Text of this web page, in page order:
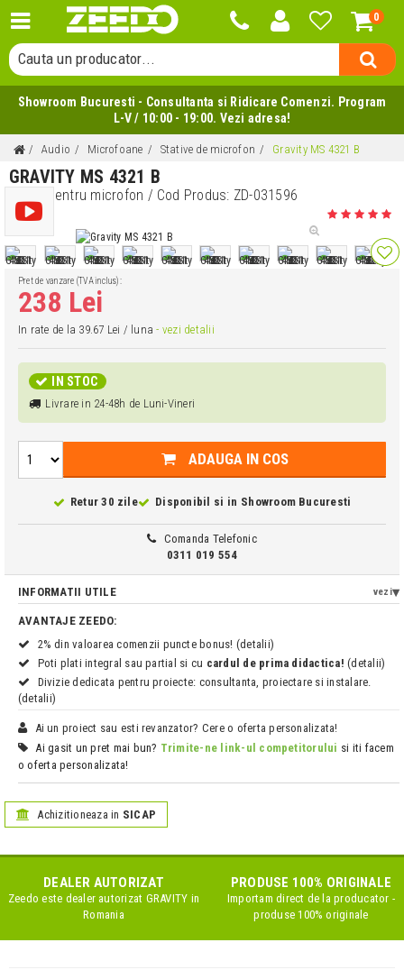
0
Cauta o categorie...
Cauta un producator...
Cauta un produs...
Showroom Bucuresti - Consultanta si Ridicare Comenzi. Program
L-V / 10:00 - 19:00. Vezi adresa!
Audio Microfoane Stative de microfon Gravity MS 4321 B
GRAVITY MS 4321 B
Stativ pentru microfon / Cod Produs: ZD-031596
(1 review)
Pret de vanzare (TVA inclus):
238 Lei
In rate de la 39.67 Lei / luna- vezi detalii
IN STOC
Livrare in 24-48h de Luni-Vineri
ADAUGA IN COS
Retur 30 zile Disponibil si in Showroom Bucuresti
Comanda Telefonic
0311 019 554
INFORMATII UTILE vezi
AVANTAJE ZEEDO:
2% din valoarea comenzii puncte bonus! (detalii)
Poti plati integral sau partial si cu cardul de prima didactica! (detalii)
Divizie dedicata pentru proiecte: consultanta, proiectare si instalare.
(detalii)
Ai un proiect sau esti revanzator? Cere o oferta personalizata!
Ai gasit un pret mai bun? Trimite-ne link-ul competitorului si iti facem
o oferta personalizata!
Achizitioneaza in SICAP
DEALER AUTORIZAT
Zeedo este dealer autorizat GRAVITY in
Romania
PRODUSE 100% ORIGINALE
Importam direct de la producator -
produse 100% originale